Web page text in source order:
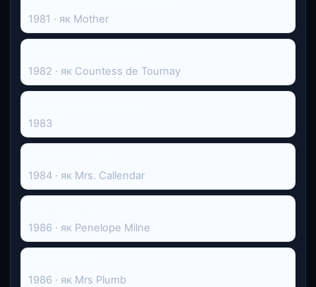
1981 · як Mother
1982 · як Countess de Tournay
1983
1984 · як Mrs. Callendar
1986 · як Penelope Milne
1986 · як Mrs Plumb